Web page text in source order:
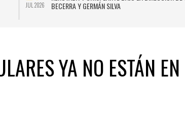
JUL 2026
BECERRA Y GERMÁN SILVA
YA NO ESTÁN EN